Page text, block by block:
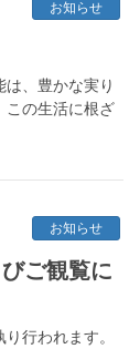
お知らせ
、豊かな実り
この生活に根ざ
お知らせ
ご観覧に
行われます。